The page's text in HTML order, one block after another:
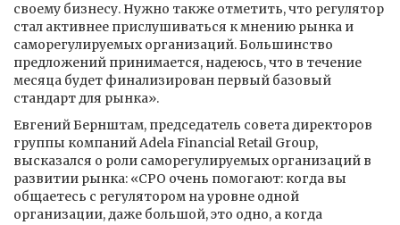
своему бизнесу. Нужно также отметить, что регулятор
стал активнее прислушиваться к мнению рынка и
саморегулируемых организаций. Большинство
предложений принимается, надеюсь, что в течение
месяца будет финализирован первый базовый
стандарт для рынка».
Евгений Бернштам, председатель совета директоров
группы компаний Adela Financial Retail Group,
высказался о роли саморегулируемых организаций в
развитии рынка: «СРО очень помогают: когда вы
общаетесь с регулятором на уровне одной
организации, даже большой, это одно, а когда